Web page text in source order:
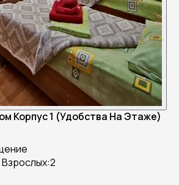
Корпус 1 (Удобства На Этаже)